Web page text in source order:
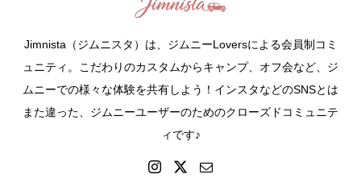
Jimnista（ジムニスタ）は、ジムニーLoversによる会員制コミ
ュニティ。こだわりのカスタムからキャンプ、オフ会など、ジ
ムニーでの様々な体験を共有しよう！インスタなどのSNSとは
また違った、ジムニーユーザーのためのクローズドコミュニテ
ィです♪